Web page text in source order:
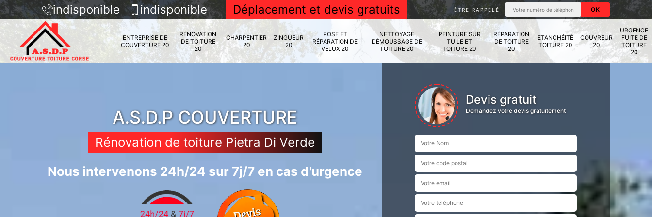
indisponible indisponible Déplacement et devis gratuits ÊTRE RAPPELÉ
ENTREPRISE DE
COUVERTURE 20
RÉNOVATION
DE TOITURE
20
CHARPENTIER
20
ZINGUEUR
20
POSE ET
RÉPARATION DE
VELUX 20
NETTOYAGE
DÉMOUSSAGE DE
TOITURE 20
PEINTURE SUR
TUILE ET
TOITURE 20
RÉPARATION
DE TOITURE
20
ETANCHÉITÉ
TOITURE 20
COUVREUR
20
URGENCE
FUITE DE
TOITURE
20
A.S.D.P COUVERTURE
Rénovation de toiture Pietra Di Verde
Nous intervenons 24h/24 sur 7j/7 en cas d'urgence
Devis gratuit
Demandez votre devis gratuitement